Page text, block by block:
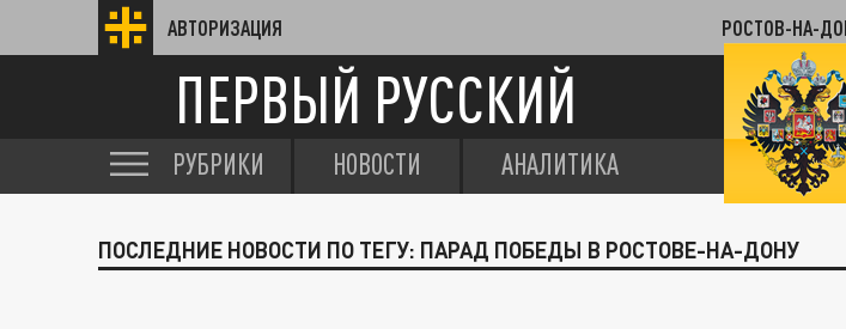
АВТОРИЗАЦИЯ РОСТОВ-НА-
ПЕРВЫЙ РУССКИЙ
РУБРИКИ НОВОСТИ АНАЛИТИКА
ПОСЛЕДНИЕ НОВОСТИ ПО ТЕГУ: ПАРАД ПОБЕДЫ В РОСТОВЕ-НА-ДОНУ